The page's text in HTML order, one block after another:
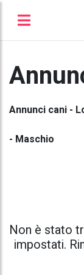
Annunci cani -
- Maschio
Non è stato
impostati.